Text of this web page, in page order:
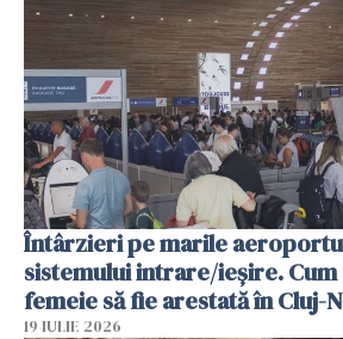
Întârzieri pe marile
sistemului intrare/ieșire. Cum
femeie să fie arestată în Cluj-
19 IULIE 2026